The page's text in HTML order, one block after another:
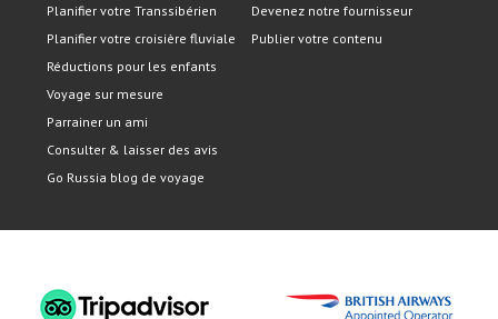
Planifier votre Transsibérien
Planifier votre croisière fluviale
Réductions pour les enfants
Voyage sur mesure
Parrainer un ami
Consulter & laisser des avis
Go Russia blog de voyage
Devenez notre fournisseur
Publier votre contenu